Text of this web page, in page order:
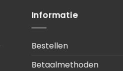
Informatie
Bestellen
Betaalmethoden